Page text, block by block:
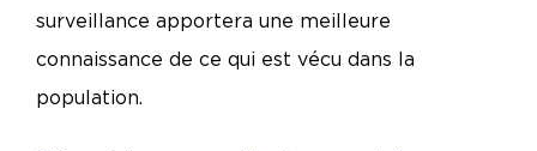
surveillance apportera une meilleure
connaissance de ce qui est vécu dans la
population.